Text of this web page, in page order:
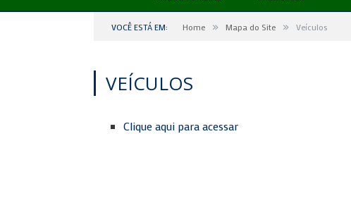
VOCÊ ESTÁ EM: Home » Mapa do Site » Veículos
VEÍCULOS
Clique aqui para acessar